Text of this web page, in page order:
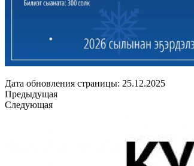
Дата обновления страницы: 25.12.2025
Предыдущая
Следующая